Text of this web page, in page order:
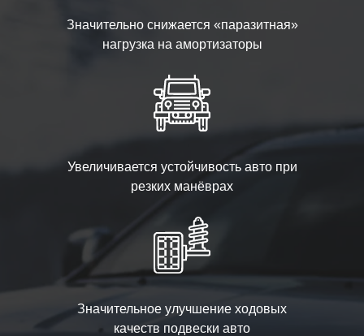
Значительно снижается «паразитная»
нагрузка на амортизаторы
Увеличивается устойчивость авто при
резких манёврах
Значительное улучшение ходовых
качеств подвески авто